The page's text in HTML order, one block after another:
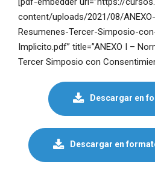
content/uploads/2021/08/
Resumenes-Tercer-Simposio-
Implicito.pdf” title=”ANEXO I –
Tercer Simposio con
Descargar en
Descargar en